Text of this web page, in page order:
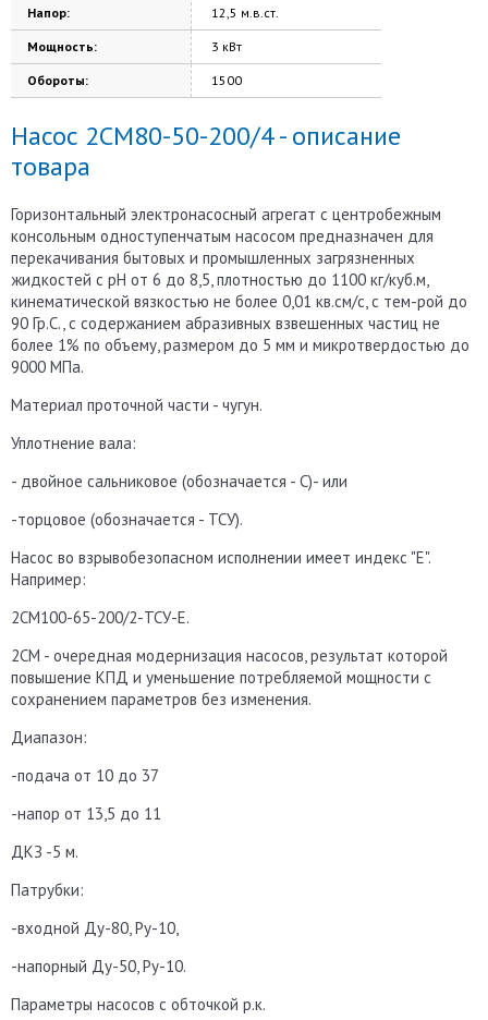
Напор: 12,5 м.в.ст.
Мощность: 3 кВт
Обороты: 1500
Насос 2СМ80-50-200/4 - описание
товара
Горизонтальный электронасосный агрегат с центробежным
консольным одноступенчатым насосом предназначен для
перекачивания бытовых и промышленных загрязненных
жидкостей с рН от 6 до 8,5, плотностью до 1100 кг/куб.м,
кинематической вязкостью не более 0,01 кв.см/с, с тем-рой до
90 Гр.С., с содержанием абразивных взвешенных частиц не
более 1% по объему, размером до 5 мм и микротвердостью до
9000 МПа.
Материал проточной части - чугун.
Уплотнение вала:
- двойное сальниковое (обозначается - С)- или
-торцовое (обозначается - ТСУ).
Насос во взрывобезопасном исполнении имеет индекс "Е".
Например:
2СМ100-65-200/2-ТСУ-Е.
2СМ - очередная модернизация насосов, результат которой
повышение КПД и уменьшение потребляемой мощности с
сохранением параметров без изменения.
Диапазон:
-подача от 10 до 37
-напор от 13,5 до 11
ДКЗ -5 м.
Патрубки:
-входной Ду-80, Ру-10,
-напорный Ду-50, Ру-10.
Параметры насосов с обточкой р.к.